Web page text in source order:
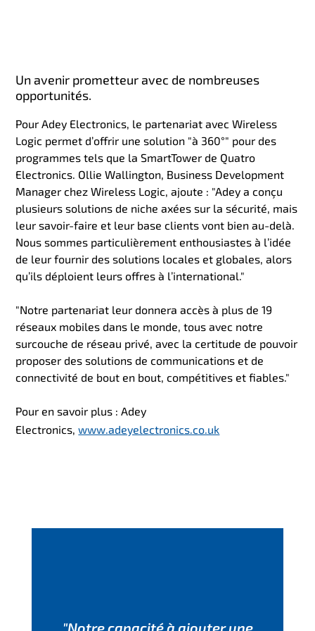
Un avenir prometteur avec de nombreuses
opportunités.
Pour Adey Electronics, le partenariat avec Wireless
Logic permet d’offrir une solution "à 360°" pour des
programmes tels que la SmartTower de Quatro
Electronics. Ollie Wallington, Business Development
Manager chez Wireless Logic, ajoute : "Adey a conçu
plusieurs solutions de niche axées sur la sécurité, mais
leur savoir-faire et leur base clients vont bien au-delà.
Nous sommes particulièrement enthousiastes à l’idée
de leur fournir des solutions locales et globales, alors
qu’ils déploient leurs offres à l’international."
"Notre partenariat leur donnera accès à plus de 19
réseaux mobiles dans le monde, tous avec notre
surcouche de réseau privé, avec la certitude de pouvoir
proposer des solutions de communications et de
connectivité de bout en bout, compétitives et fiables."
Pour en savoir plus : Adey
Electronics,www.adeyelectronics.co.uk
"Notre capacité à ajouter une